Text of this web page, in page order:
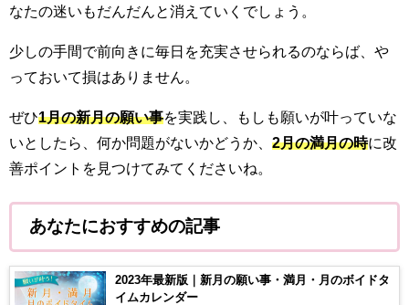
なたの迷いもだんだんと消えていくでしょう。
少しの手間で前向きに毎日を充実させられるのならば、や
っておいて損はありません。
ぜひ1月の新月の願い事を実践し、もしも願いが叶っていな
いとしたら、何か問題がないかどうか、 2月の満月の時に改
善ポイントを見つけてみてくださいね。
あなたにおすすめの記事
2023年最新版｜新月の願い事・満月・月のボイドタ
イムカレンダー